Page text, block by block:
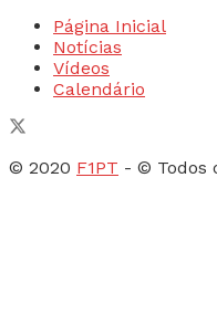
Página Inicial
Notícias
Vídeos
Calendário
© 2020 F1PT - © Todos